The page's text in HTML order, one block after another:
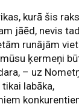
kurā šis
jāēd, nevis
runājām
ķermeņi
– uz
labāka,